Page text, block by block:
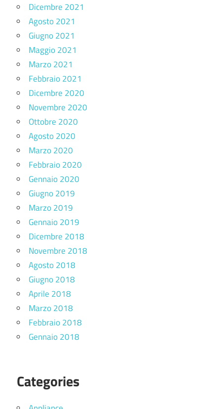
Dicembre 2021
Agosto 2021
Giugno 2021
Maggio 2021
Marzo 2021
Febbraio 2021
Dicembre 2020
Novembre 2020
Ottobre 2020
Agosto 2020
Marzo 2020
Febbraio 2020
Gennaio 2020
Giugno 2019
Marzo 2019
Gennaio 2019
Dicembre 2018
Novembre 2018
Agosto 2018
Giugno 2018
Aprile 2018
Marzo 2018
Febbraio 2018
Gennaio 2018
Categories